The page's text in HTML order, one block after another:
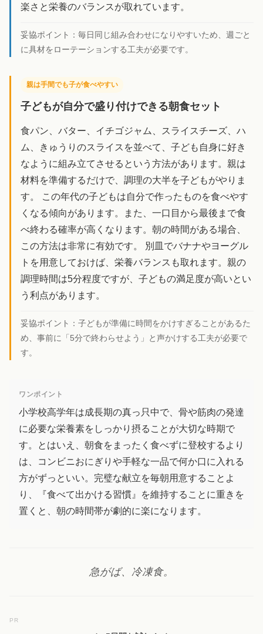
楽さと栄養のバランスが取れています。
妥協ポイント： 毎日同じ組み合わせになりやすいため、週ごと
に具材をローテーションする工夫が必要です。
親は手間でも子が食べやすい
子どもが自分で盛り付けできる朝食セット
食パン、バター、イチゴジャム、スライスチーズ、ハ
ム、きゅうりのスライスを並べて、子ども自身に好き
なように組み立てさせるという方法があります。親は
材料を準備するだけで、調理の大半を子どもがやりま
す。 この年代の子どもは自分で作ったものを食べやす
くなる傾向があります。また、一口目から最後まで食
べ終わる確率が高くなります。朝の時間がある場合、
この方法は非常に有効です。 別皿でバナナやヨーグル
トを用意しておけば、栄養バランスも取れます。親の
調理時間は5分程度ですが、子どもの満足度が高いとい
う利点があります。
妥協ポイント： 子どもが準備に時間をかけすぎることがあるた
め、事前に「5分で終わらせよう」と声かけする工夫が必要で
す。
ワンポイント
小学校高学年は成長期の真っ只中で、骨や筋肉の発達
に必要な栄養素をしっかり摂ることが大切な時期で
す。とはいえ、朝食をまったく食べずに登校するより
は、コンビニおにぎりや手軽な一品で何か口に入れる
方がずっといい。完璧な献立を毎朝用意することよ
り、『食べて出かける習慣』を維持することに重きを
置くと、朝の時間帯が劇的に楽になります。
急がば、冷凍食。
PR